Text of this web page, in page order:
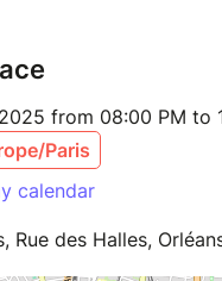
from 08:00 PM to
Paris
calendar
Rue des Halles,